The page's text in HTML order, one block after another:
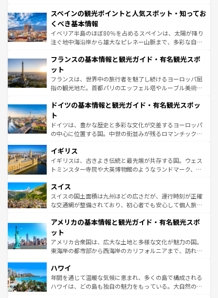
ろん、トスカーナの美しい田園風景やアマルフィ海岸の絶
景など、自然景観も見逃せない。観光の合間には、本場の
ピザやパスタなど、絶品のイタリア料理を堪能することも
できる。朝目覚めてから夜眠るまで、すべての瞬間を楽し
なお、新着のイタリア情報はコンテンツ一覧を参照してほ
しい。
スペインの観光ポイントと人気スポット・知ってお
くべき基本情報
イベリア半島のほぼ80％を占めるスペインは、太陽が降り
注ぐ地中海沿岸から雄大なピレネー山脈まで、多彩な自然
文化が根付くこの国では、情熱的なフラメンコ、熱気あふ
れる闘牛、そして美味しいタパスが生活の一部となってい
る。首都マドリードの洗練された雰囲気や、バルセロナの
アートに溢れた街角から、地方では古代ローマ遺跡や中世
せる。地方によって風土や気候が異なるスペインはその個
ンテンツ一覧 を参照してほしい。
フランスの基本情報と観光ガイド・有名観光スポ
ット
フランスは、世界中の旅行者を魅了し続けるヨーロッパ屈
指の観光地だ。首都パリのエッフェル塔やルーブル美術館
で、幅広い魅力が詰まっている。華麗な宮殿、歴史的な大
聖堂、美しいビーチ、そして豊かな自然が、訪れる者を心
から魅了する。また、フランスは美食の国としても知ら
れ、フランス料理はユネスコ無形文化遺産にも登録されて
香り高いラベンダー畑など、多彩な楽しみ方が可能だ。さ
らに、パリ以外の地域にも魅力が溢れており、どの街角に
も豊かな歴史と文化が息づいている。パリ以外の個性あふ
を参照してほしい。
ドイツの基本情報と観光ガイド・有名観光スポッ
ト
ドイツは、豊かな歴史と多彩な文化が交差するヨーロッパ
の中心に位置する国。中世の街並みが残るロマンチック街
顔を持つこの国は、どこを歩いても飽きることがない。ベ
ルリンの文化的活気、バイエルン州のアルプスの絶景、そ
してライン川沿いのワイン畑といった風景は必見。ビール
は、お酒好きな人にはぜひ体験してほしい。 なお、新着の
ドイツ情報はコンテンツ一覧を参照してほしい。
イギリス
イギリスは、古きよき伝統と最先端が共存する国。ウェス
トミンスター寺院や大英博物館のようなランドマーク、歴
リアごとに異なる魅力がある。また、優雅なアフタヌーン
ティー、ビール好きにはたまらない英国パブ、サッカー観
戦など、本場だからこそできる体験も豊富。イギリスを旅
ンツ一覧を参照してほしい。
スイス
スイスの国土面積は九州ほどの広さだが、運行時刻が正確
な交通網が整備されており、初心者でも安心して個人旅行
の建物がそのまま残る町や、スイスならではのユニークな
博物館もあり、アルプス観光だけでなく町歩きも満喫する
ことができる。国民の所得が高いため物価も高いが、旅行
者向けの交通パス提供のサービスもあり、うまく活用すれ
着のスイス情報は
アメリカの基本情報と観光ガイド・有名観光スポ
ット
アメリカ合衆国は、広大な土地と多様な文化が魅力の国。
東海岸の都市部から西海岸のカリフォルニアまで、訪れる
のような巨大都市は、観光、ショッピング、エンターテイ
ンメントが詰まった刺激的なスポットだ。一方、アメリカ
西部には大自然が広がり、グランドキャニオンやイエロー
ハワイ
年間を通じて温暖な気候に恵まれ、多くの島で構成される
ハワイは、どの島も独自の魅力をもっている。大自然の神